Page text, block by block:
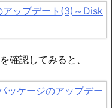
確認してみると、